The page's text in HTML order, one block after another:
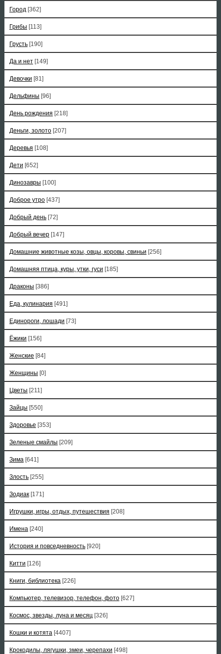
Город [362]
Грибы [113]
Грусть [190]
Да и нет [149]
Девочки [81]
Дельфины [96]
День рождения [218]
Деньги, золото [207]
Деревья [108]
Дети [652]
Динозавры [100]
Доброе утро [437]
Добрый день [72]
Добрый вечер [147]
Домашние животные козы, овцы, коровы, свиньи [256]
Домашняя птица, куры, утки, гуси [185]
Драконы [386]
Еда, кулинария [491]
Единороги, лошади [73]
Ёжики [156]
Женские [84]
Женщины [0]
Цветы [211]
Зайцы [550]
Здоровье [353]
Зеленые смайлы [209]
Зима [641]
Злость [255]
Зодиак [171]
Игрушки, игры, отдых, путешествия [208]
Имена [240]
История и повседневность [920]
Китти [126]
Книги, библиотека [226]
Компьютер, телевизор, телефон, фото [627]
Космос, звезды, луна и месяц [326]
Кошки и котята [4407]
Крокодилы, лягушки, змеи, черепахи [498]